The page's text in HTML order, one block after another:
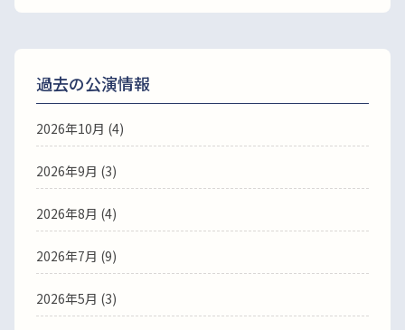
過去の公演情報
2026年10月 (4)
2026年9月 (3)
2026年8月 (4)
2026年7月 (9)
2026年5月 (3)